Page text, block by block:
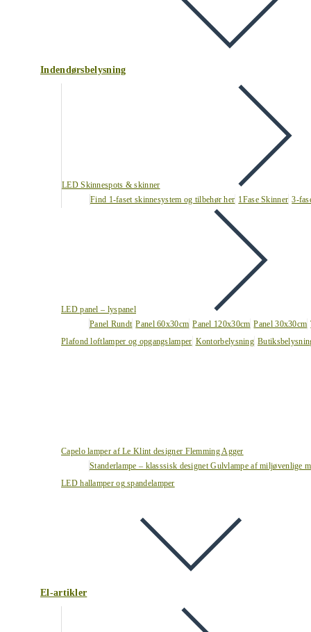
Indendørsbelysning
LED Skinnespots & skinner
Find 1-faset skinnesystem og tilbehør her 1Fase Skinner 3-
LED panel – lyspanel
Panel Rundt Panel 60x30cm Panel 120x30cm Panel 30x30cm
Plafond loftlamper og opgangslamper Kontorbelysning
Capelo lamper af Le Klint designer Flemming Agger
Standerlampe – klasssisk designet Gulvlampe af miljøvenlige
LED hallamper og spandelamper
El-artikler